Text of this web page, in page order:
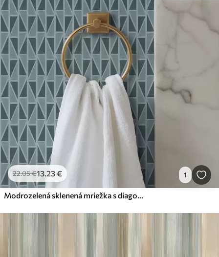
22.05€13.23€ 1
Modrozelená sklenená mriežka s diagonálnymi výstuhami